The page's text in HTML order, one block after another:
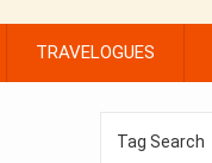
TRAVELOGUES
Tag Search